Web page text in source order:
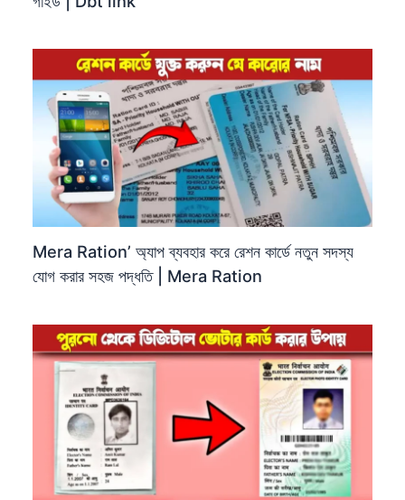
Mera Ration’ অ্যাপ ব্যবহার করে রেশন কার্ডে নতুন সদস্য
যোগ করার সহজ পদ্ধতি | Mera Ration